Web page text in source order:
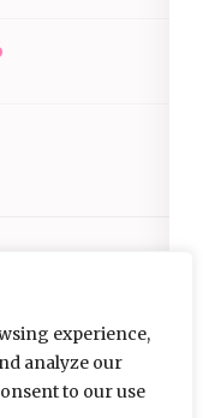
experience,
analyze our
to our use
Elegant Pink